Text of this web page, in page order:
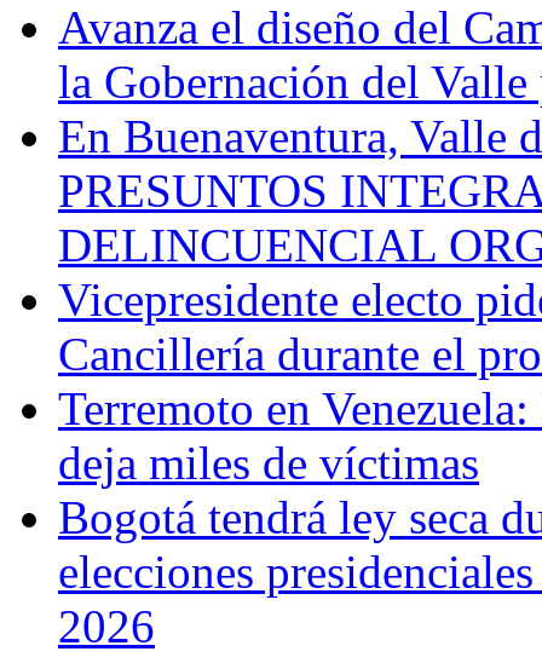
Avanza el diseño del
la Gobernación del
En Buenaventura, Valle
PRESUNTOS
DELINCUENCIAL
Vicepresidente electo
Cancillería durante el
Terremoto en
deja miles de víctimas
Bogotá tendrá ley seca
elecciones
2026